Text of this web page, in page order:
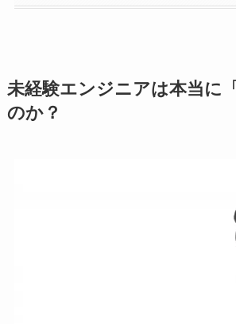
未経験エンジニアは本当に
のか？